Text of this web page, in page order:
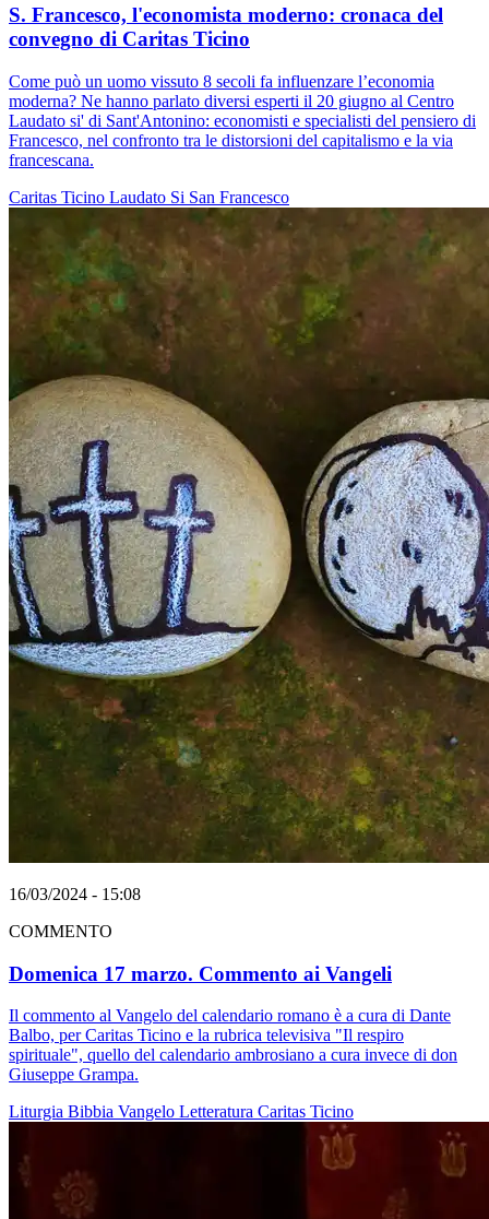
S. Francesco, l'economista moderno: cronaca del
convegno di Caritas Ticino
Come può un uomo vissuto 8 secoli fa influenzare l’economia
moderna? Ne hanno parlato diversi esperti il 20 giugno al Centro
Laudato si' di Sant'Antonino: economisti e specialisti del pensiero di
Francesco, nel confronto tra le distorsioni del capitalismo e la via
francescana.
Caritas Ticino Laudato Si San Francesco
16/03/2024 - 15:08
COMMENTO
Domenica 17 marzo. Commento ai Vangeli
Il commento al Vangelo del calendario romano è a cura di Dante
Balbo, per Caritas Ticino e la rubrica televisiva "Il respiro
spirituale", quello del calendario ambrosiano a cura invece di don
Giuseppe Grampa.
Liturgia Bibbia Vangelo Letteratura Caritas Ticino